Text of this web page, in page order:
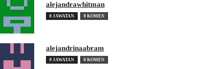
alejandrawhitman
0 JAWATAN 0 KOMEN
alejandrinaabram
0 JAWATAN 0 KOMEN